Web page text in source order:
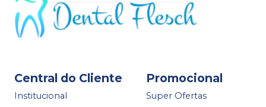
Central do Cliente
Institucional
Promocional
Super Ofertas